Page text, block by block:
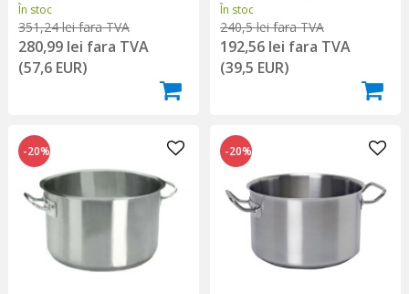
În stoc
351,24 lei fara TVA
280,99 lei fara TVA
(57,6 EUR)
În stoc
240,5 lei fara TVA
192,56 lei fara TVA
(39,5 EUR)
-20% -20%